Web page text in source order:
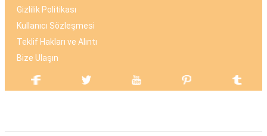
Gizlilik Politikası
Kullanıcı Sözleşmesi
Teklif Hakları ve Alıntı
Bize Ulaşın